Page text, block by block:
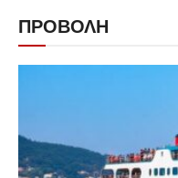
ΠΡΟΒΟΛΗ